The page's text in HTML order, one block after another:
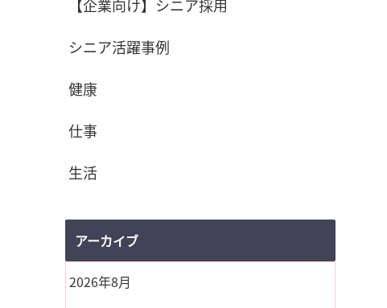
【企業向け】シニア採用
シニア活躍事例
健康
仕事
生活
アーカイブ
2026年8月